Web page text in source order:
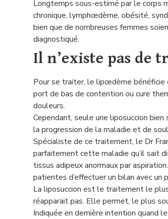
Longtemps sous-estimé par le corps
chronique, lymphœdème, obésité,
bien que de nombreuses femmes
diagnostiqué.
Il n’existe pas de
Pour se traiter, le lipœdème bénéficie
port de bas de contention ou cure
douleurs.
Cependant, seule une liposuccion
la progression de la maladie et de
Spécialiste de ce traitement, le Dr
parfaitement cette maladie qu’il sait
tissus adipeux anormaux par
patientes d’effectuer un bilan avec un
La liposuccion est le traitement le
réapparait pas. Elle permet, le plus
Indiquée en dernière intention quand